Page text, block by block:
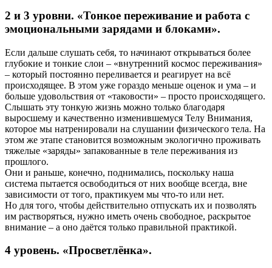
2 и 3 уровни. «Тонкое переживание и работа с
эмоциональными зарядами и блоками».
Если дальше слушать себя, то начинают открываться более
глубокие и тонкие слои – «внутренний космос переживания»
– который постоянно переливается и реагирует на всё
происходящее. В этом уже гораздо меньше оценок и ума – и
больше удовольствия от «таковости» – просто происходящего.
Слышать эту тонкую жизнь можно только благодаря
выросшему и качественно изменившемуся Телу Внимания,
которое мы натренировали на слушании физического тела. На
этом же этапе становится возможным экологично проживать
тяжелые «заряды» запакованные в теле переживания из
прошлого.
Они и раньше, конечно, поднимались, поскольку наша
система пытается освободиться от них вообще всегда, вне
зависимости от того, практикуем мы что-то или нет.
Но для того, чтобы действительно отпускать их и позволять
им растворяться, нужно иметь очень свободное, раскрытое
внимание – а оно даётся только правильной практикой.
4 уровень. «Просветлёнка».